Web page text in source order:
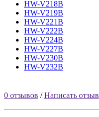
HW-V218B
HW-V219B
HW-V221B
HW-V222B
HW-V224B
HW-V227B
HW-V230B
HW-V232B
0 отзывов /Написать отзыв